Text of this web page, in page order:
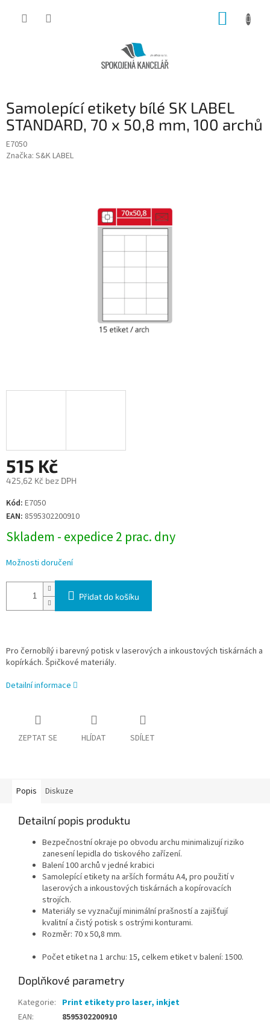
Samolepící etikety bílé SK LABEL
STANDARD, 70 x 50,8 mm, 100 archů
E7050
Značka: S&K LABEL
515 Kč
425,62 Kč bez DPH
Měrná
cena:
Kód: E7050
EAN: 8595302200910
Skladem - expedice 2 prac. dny
Možnosti doručení
Přidat do košíku
Pro černobílý i barevný potisk v laserových a inkoustových tiskárnách a
kopírkách. Špičkové materiály.
Detailní informace
ZEPTAT SE HLÍDAT SDÍLET
Popis Diskuze
Detailní popis produktu
Bezpečnostní okraje po obvodu archu minimalizují riziko
zanesení lepidla do tiskového zařízení.
Balení 100 archů v jedné krabici
Samolepící etikety na arších formátu A4, pro použití v
laserových a inkoustových tiskárnách a kopírovacích
strojích.
Materiály se vyznačují minimální prašností a zajišťují
kvalitní a čistý potisk s ostrými konturami.
Rozměr: 70 x 50,8 mm.
Počet etiket na 1 archu: 15, celkem etiket v balení: 1500.
Doplňkové parametry
Kategorie: Print etikety pro laser, inkjet
EAN: 8595302200910